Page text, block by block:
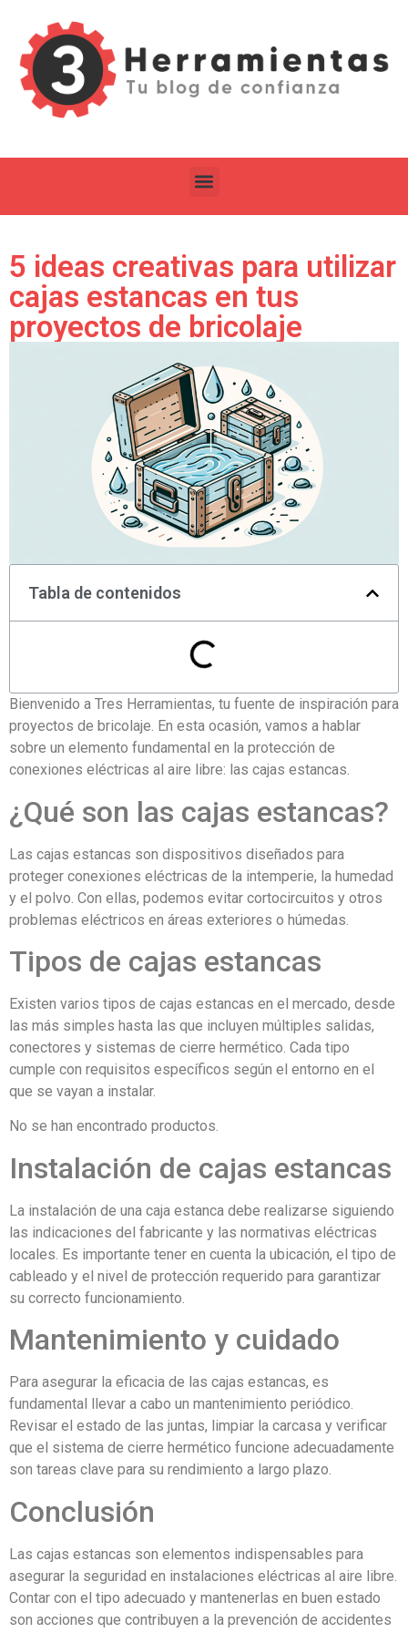
5 ideas creativas para utilizar
cajas estancas en tus
proyectos de bricolaje
Tabla de contenidos
Bienvenido a Tres Herramientas, tu fuente de inspiración para
proyectos de bricolaje. En esta ocasión, vamos a hablar
sobre un elemento fundamental en la protección de
conexiones eléctricas al aire libre: las cajas estancas.
¿Qué son las cajas estancas?
Las cajas estancas son dispositivos diseñados para
proteger conexiones eléctricas de la intemperie, la humedad
y el polvo. Con ellas, podemos evitar cortocircuitos y otros
problemas eléctricos en áreas exteriores o húmedas.
Tipos de cajas estancas
Existen varios tipos de cajas estancas en el mercado, desde
las más simples hasta las que incluyen múltiples salidas,
conectores y sistemas de cierre hermético. Cada tipo
cumple con requisitos específicos según el entorno en el
que se vayan a instalar.
No se han encontrado productos.
Instalación de cajas estancas
La instalación de una caja estanca debe realizarse siguiendo
las indicaciones del fabricante y las normativas eléctricas
locales. Es importante tener en cuenta la ubicación, el tipo de
cableado y el nivel de protección requerido para garantizar
su correcto funcionamiento.
Mantenimiento y cuidado
Para asegurar la eficacia de las cajas estancas, es
fundamental llevar a cabo un mantenimiento periódico.
Revisar el estado de las juntas, limpiar la carcasa y verificar
que el sistema de cierre hermético funcione adecuadamente
son tareas clave para su rendimiento a largo plazo.
Conclusión
Las cajas estancas son elementos indispensables para
asegurar la seguridad en instalaciones eléctricas al aire libre.
Contar con el tipo adecuado y mantenerlas en buen estado
son acciones que contribuyen a la prevención de accidentes